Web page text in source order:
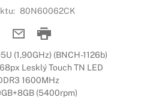
80N60062CK
(1,90GHz) (BNCH-1126b)
Lesklý Touch TN LED
1600MHz
(5400rpm)